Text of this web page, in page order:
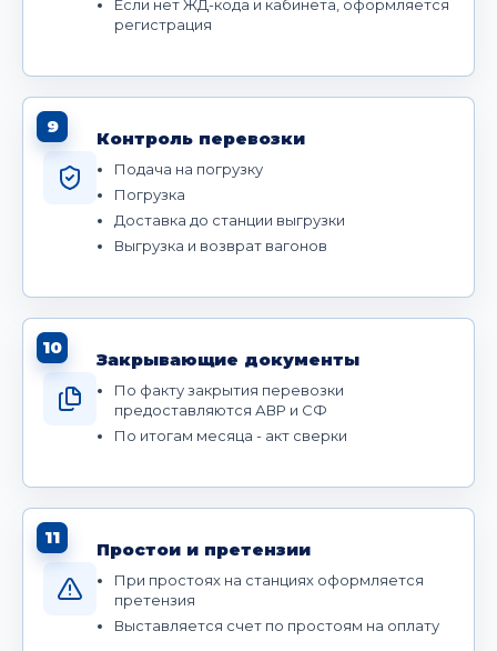
Если нет ЖД-кода и кабинета, оформляется
регистрация
9
Контроль перевозки
Подача на погрузку
Погрузка
Доставка до станции выгрузки
Выгрузка и возврат вагонов
10
Закрывающие документы
По факту закрытия перевозки
предоставляются АВР и СФ
По итогам месяца - акт сверки
11
Простои и претензии
При простоях на станциях оформляется
претензия
Выставляется счет по простоям на оплату